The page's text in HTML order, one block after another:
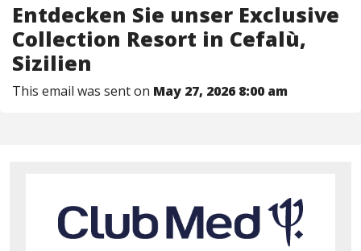
Entdecken Sie unser Exclusive
Collection Resort in Cefalù,
Sizilien
This email was sent on May 27, 2026 8:00 am